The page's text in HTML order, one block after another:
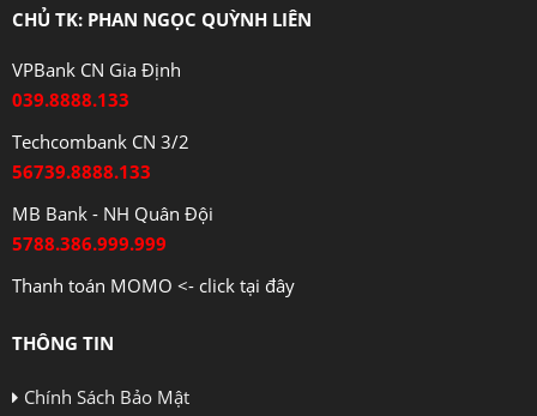
CHỦ TK: PHAN NGỌC QUỲNH LIÊN
VPBank CN Gia Định
039.8888.133
Techcombank CN 3/2
56739.8888.133
MB Bank - NH Quân Đội
5788.386.999.999
Thanh toán MOMO <- click tại đây
THÔNG TIN
Chính Sách Bảo Mật